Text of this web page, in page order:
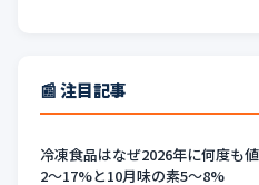
📰 注目記事
冷凍食品はなぜ2026年に何度も
2〜17%と10月味の素5〜8%